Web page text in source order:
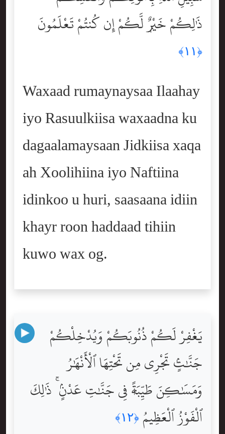
ذَٰلِكُمْ خَيْرٌۭ لَّكُمْ إِن كُنتُمْ تَعْلَمُونَ
﴿١١﴾
Waxaad rumaynaysaa Ilaahay
iyo Rasuulkiisa waxaadna ku
dagaalamaysaan Jidkiisa xaqa
ah Xoolihiina iyo Naftiina
idinkoo u huri, saasaana idiin
khayr roon haddaad tihiin
kuwo wax og.
يَغْفِرْ لَكُمْ ذُنُوبَكُمْ وَيُدْخِلْكُمْ
جَنَّٰتٍۢ تَجْرِى مِن تَحْتِهَا ٱلْأَنْهَٰرُ
وَمَسَٰكِنَ طَيِّبَةًۭ فِى جَنَّٰتِ عَدْنٍۢ ۚ ذَٰلِكَ
ٱلْفَوْزُ ٱلْعَظِيمُ ﴿١٢﴾